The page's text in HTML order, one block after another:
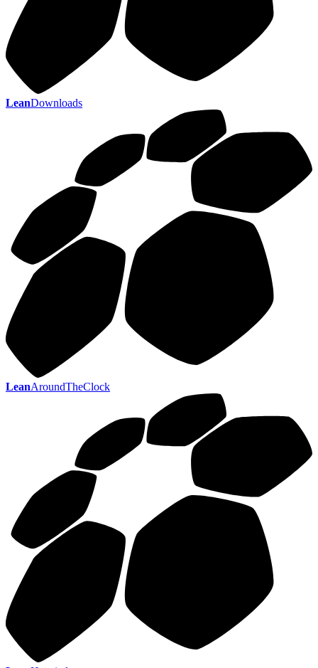
LeanDownloads
LeanAroundTheClock